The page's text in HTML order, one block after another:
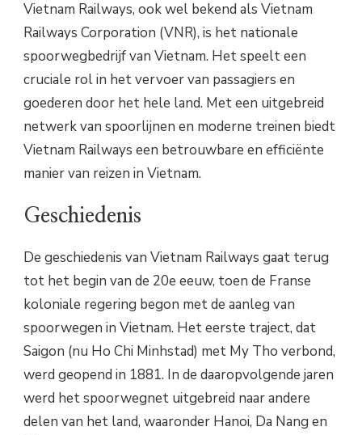
Vietnam Railways, ook wel bekend als Vietnam
Railways Corporation (VNR), is het nationale
spoorwegbedrijf van Vietnam. Het speelt een
cruciale rol in het vervoer van passagiers en
goederen door het hele land. Met een uitgebreid
netwerk van spoorlijnen en moderne treinen biedt
Vietnam Railways een betrouwbare en efficiënte
manier van reizen in Vietnam.
Geschiedenis
De geschiedenis van Vietnam Railways gaat terug
tot het begin van de 20e eeuw, toen de Franse
koloniale regering begon met de aanleg van
spoorwegen in Vietnam. Het eerste traject, dat
Saigon (nu Ho Chi Minhstad) met My Tho verbond,
werd geopend in 1881. In de daaropvolgende jaren
werd het spoorwegnet uitgebreid naar andere
delen van het land, waaronder Hanoi, Da Nang en